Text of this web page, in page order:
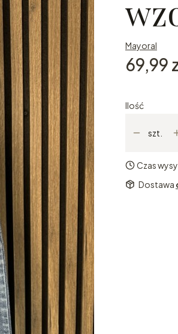
Mayoral
Cena
69,99
Ilość
szt.
Czas
Dostawa